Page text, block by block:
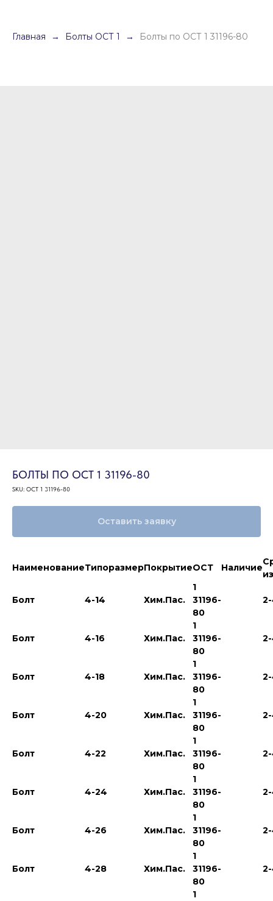
Главная Болты ОСТ 1 Болты по ОСТ 1 31196-80
БОЛТЫ ПО ОСТ 1 31196-80
SKU: ОСТ 1 31196-80
Оставить заявку
НаименованиеТипоразмерПокрытиеОСТ Наличие
Болт 4-14 Хим.Пас.
1
31196-
80
Болт 4-16 Хим.Пас.
1
31196-
80
Болт 4-18 Хим.Пас.
1
31196-
80
Болт 4-20 Хим.Пас.
1
31196-
80
Болт 4-22 Хим.Пас.
1
31196-
80
Болт 4-24 Хим.Пас.
1
31196-
80
Болт 4-26 Хим.Пас.
1
31196-
80
Болт 4-28 Хим.Пас.
1
31196-
80
1